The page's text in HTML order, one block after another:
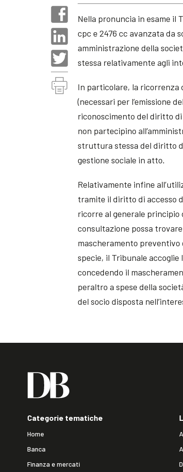
Nella pronuncia in esame il
cpc e 2476 cc avanzata da
amministrazione della
stessa relativamente agli
In particolare, la ricorrenza
(necessari per l’emissione
riconoscimento del diritto di
non partecipino
struttura stessa del diritto
gestione sociale in atto.
Relativamente infine
tramite il diritto di accesso
ricorre al generale
consultazione possa
mascheramento preventivo
specie, il Tribunale
concedendo il
peraltro a spese della
del socio disposta
Categorie tematiche
Home
Banca
Finanza e mercati